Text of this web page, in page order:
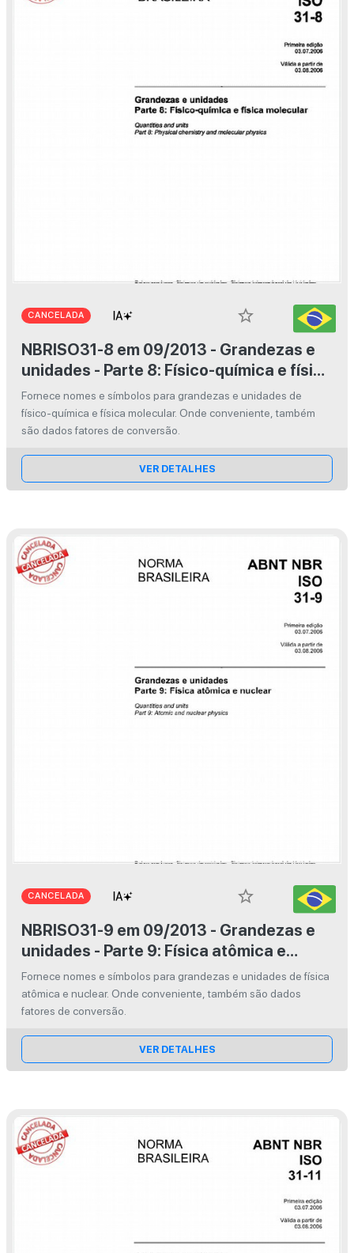
CANCELADA
star_border
NBRISO31-8 em 09/2013 - Grandezas e
unidades - Parte 8: Físico-química e física
molecular
Fornece nomes e símbolos para grandezas e unidades de
físico-química e física molecular. Onde conveniente, também
são dados fatores de conversão.
VER DETALHES
CANCELADA
star_border
NBRISO31-9 em 09/2013 - Grandezas e
unidades - Parte 9: Física atômica e
nuclear
Fornece nomes e símbolos para grandezas e unidades de física
atômica e nuclear. Onde conveniente, também são dados
fatores de conversão.
VER DETALHES